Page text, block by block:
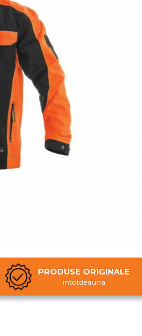
PRODUSE ORIGINALE
intotdeauna